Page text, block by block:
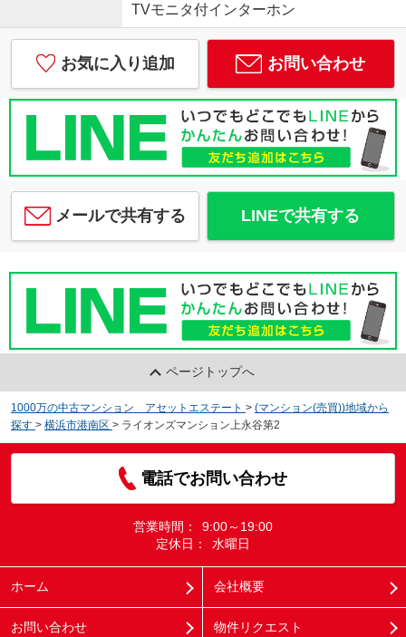
TVモニタ付インターホン
お気に入り追加 お問い合わせ
メールで共有する LINEで共有する
ページトップへ
1000万の中古マンション アセットエステート > (マンション(売買))地域から
探す > 横浜市港南区 > ライオンズマンション上永谷第2
電話でお問い合わせ
営業時間：
9:00～19:00
定休日：
水曜日
ホーム 会社概要
お問い合わせ 物件リクエスト